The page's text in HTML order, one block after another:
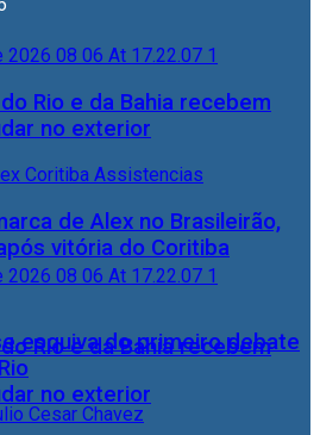
Rio e da Bahia recebem
no exterior
Rio e da Bahia recebem
no exterior
de Alex no Brasileirão,
vitória do Coritiba
esquiva do primeiro debate